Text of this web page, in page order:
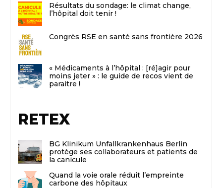
Résultats du sondage: le climat change,
l’hôpital doit tenir !
Congrès RSE en santé sans frontière 2026
« Médicaments à l’hôpital : [ré]agir pour
moins jeter » : le guide de recos vient de
paraitre !
RETEX
BG Klinikum Unfallkrankenhaus Berlin
protège ses collaborateurs et patients de
la canicule
Quand la voie orale réduit l’empreinte
carbone des hôpitaux